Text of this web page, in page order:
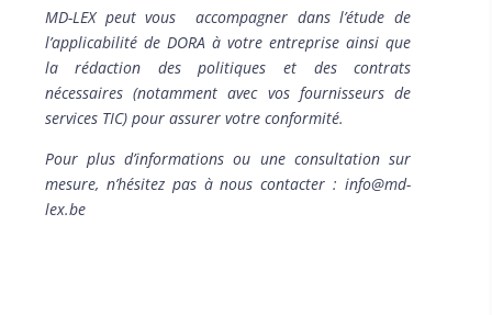
MD-LEX peut vous accompagner dans l’étude de
l’applicabilité de DORA à votre entreprise ainsi que
la rédaction des politiques et des contrats
nécessaires (notamment avec vos fournisseurs de
services TIC) pour assurer votre conformité.
Pour plus d’informations ou une consultation sur
mesure, n’hésitez pas à nous contacter : info@md-
lex.be